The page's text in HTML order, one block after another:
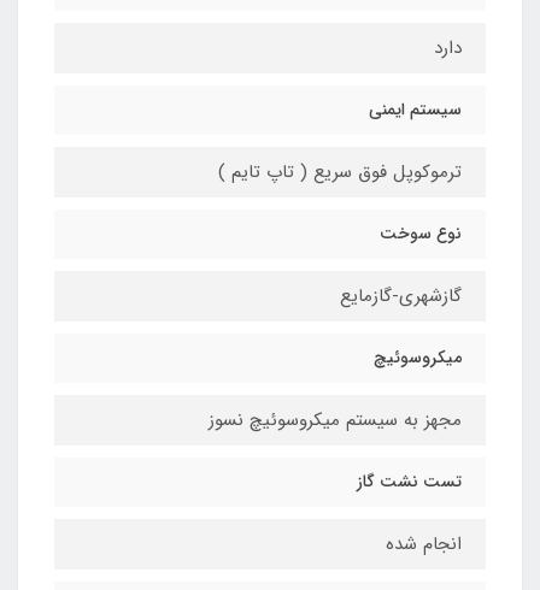
دارد
سیستم ایمنی
ترموکوپل فوق سریع ( تاپ تایم )
نوع سوخت
گازشهری-گازمایع
میکروسوئیچ
مجهز به سیستم میکروسوئیچ نسوز
تست نشت گاز
انجام شده